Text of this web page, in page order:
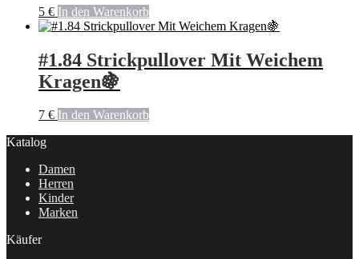
5 € In den Warenkorb
#1.84 Strickpullover Mit Weichem
Kragen🍇
7 € In den Warenkorb
Katalog
Damen
Herren
Kinder
Marken
Käufer